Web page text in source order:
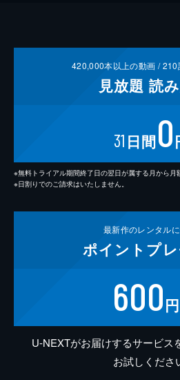
420,000本以上の動画 /210
見放題 読
31 日間0
※無料トライアル期間終了日の翌日が属する月から月
※日割りでのご請求はいたしません。
最新作のレンタル
ポイント プ
600
U-NEXTがお届けするサービス
お試しくださ